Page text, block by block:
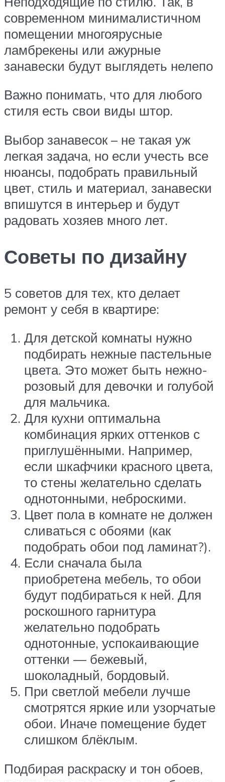
современном минималистичном
помещении многоярусные
ламбрекены или ажурные
занавески будут выглядеть нелепо
Важно понимать, что для любого
стиля есть свои виды штор.
Выбор занавесок – не такая уж
легкая задача, но если учесть все
нюансы, подобрать правильный
цвет, стиль и материал, занавески
впишутся в интерьер и будут
радовать хозяев много лет.
Советы по дизайну
5 советов для тех, кто делает
ремонт у себя в квартире:
Для детской комнаты нужно
подбирать нежные пастельные
цвета. Это может быть нежно-
розовый для девочки и голубой
для мальчика.
Для кухни оптимальна
комбинация ярких оттенков с
приглушёнными. Например,
если шкафчики красного цвета,
то стены желательно сделать
однотонными, неброскими.
Цвет пола в комнате не должен
сливаться с обоями (как
подобрать обои под ламинат?).
Если сначала была
приобретена мебель, то обои
будут подбираться к ней. Для
роскошного гарнитура
желательно подобрать
однотонные, успокаивающие
оттенки — бежевый,
шоколадный, бордовый.
При светлой мебели лучше
смотрятся яркие или узорчатые
обои. Иначе помещение будет
слишком блёклым.
Подбирая раскраску и тон обоев,